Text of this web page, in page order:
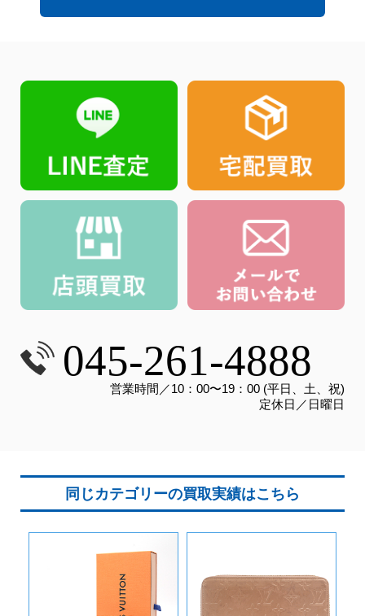
045-261-4888
営業時間／10：00〜19：00 (平日、土、祝)
定休日／日曜日
同じカテゴリーの買取実績はこちら